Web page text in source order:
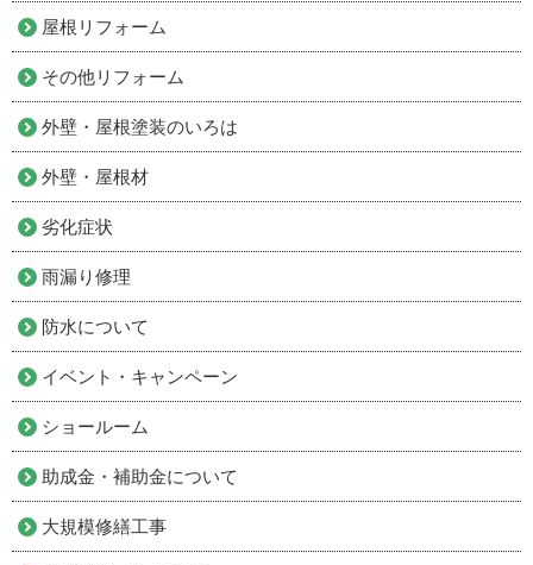
屋根リフォーム
その他リフォーム
外壁・屋根塗装のいろは
外壁・屋根材
劣化症状
雨漏り修理
防水について
イベント・キャンペーン
ショールーム
助成金・補助金について
大規模修繕工事